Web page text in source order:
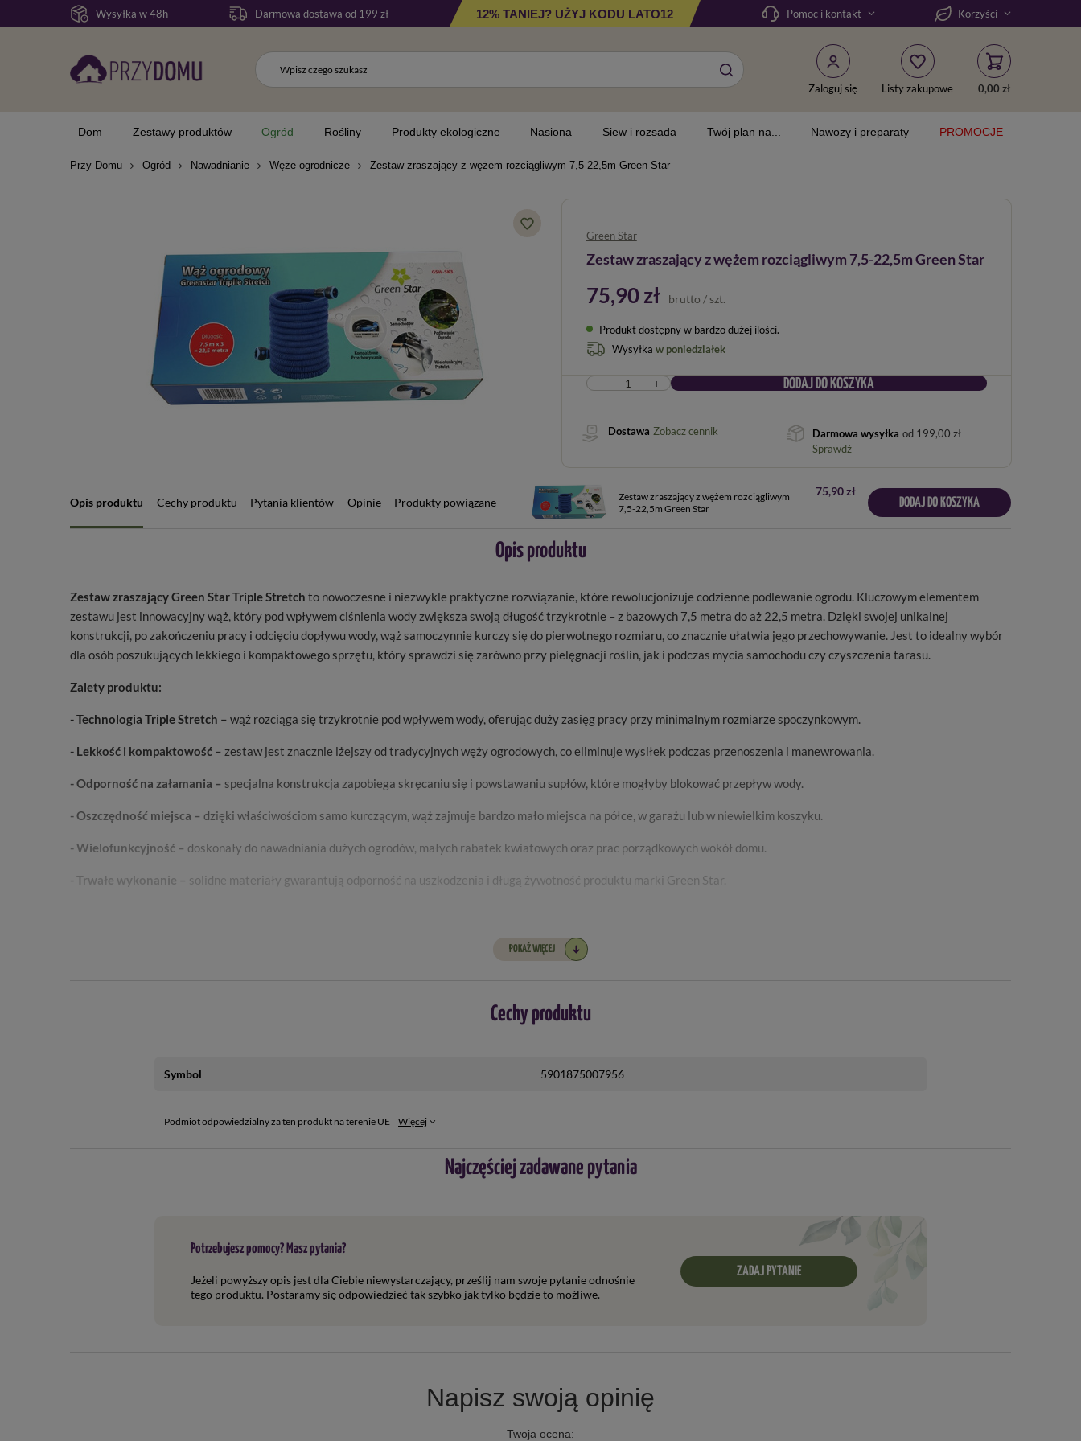
Wysyłka w 48h Darmowa dostawa od 199 zł 12% TANIEJ? UŻYJ KODU LATO12 Pomoc i kontakt Korzyści
Zaloguj się Listy zakupowe 0,00 zł
Dom Zestawy produktów Ogród Rośliny Produkty ekologiczne Nasiona Siew i rozsada Twój plan na... Nawozy i preparaty PROMOCJE
Przy Domu Ogród Nawadnianie Węże ogrodnicze Zestaw zraszający z wężem rozciągliwym 7,5-22,5m Green Star
Green Star
Zestaw zraszający z wężem rozciągliwym 7,5-22,5m Green Star
75,90 zł brutto / szt.
Produkt dostępny w bardzo dużej ilości
Wysyłka w poniedziałek
- + DODAJ DO KOSZYKA
Dostawa Zobacz cennik Darmowa wysyłka od 199,00 zł
Sprawdź
Opis produktu Cechy produktu Pytania klientów Opinie Produkty powiązane
Zestaw zraszający z wężem rozciągliwym
7,5-22,5m Green Star
75,90 zł
DODAJ DO KOSZYKA
Opis produktu
Zestaw zraszający Green Star Triple Stretch to nowoczesne i niezwykle praktyczne rozwiązanie, które rewolucjonizuje codzienne podlewanie ogrodu. Kluczowym elementem
zestawu jest innowacyjny wąż, który pod wpływem ciśnienia wody zwiększa swoją długość trzykrotnie – z bazowych 7,5 metra do aż 22,5 metra. Dzięki swojej unikalnej
konstrukcji, po zakończeniu pracy i odcięciu dopływu wody, wąż samoczynnie kurczy się do pierwotnego rozmiaru, co znacznie ułatwia jego przechowywanie. Jest to idealny wybór
dla osób poszukujących lekkiego i kompaktowego sprzętu, który sprawdzi się zarówno przy pielęgnacji roślin, jak i podczas mycia samochodu czy czyszczenia tarasu.
Zalety produktu:
- Technologia Triple Stretch – wąż rozciąga się trzykrotnie pod wpływem wody, oferując duży zasięg pracy przy minimalnym rozmiarze spoczynkowym.
- Lekkość i kompaktowość – zestaw jest znacznie lżejszy od tradycyjnych węży ogrodowych, co eliminuje wysiłek podczas przenoszenia i manewrowania.
- Odporność na załamania – specjalna konstrukcja zapobiega skręcaniu się i powstawaniu supłów, które mogłyby blokować przepływ wody.
- Oszczędność miejsca – dzięki właściwościom samo kurczącym, wąż zajmuje bardzo mało miejsca na półce, w garażu lub w niewielkim koszyku.
- Wielofunkcyjność – doskonały do nawadniania dużych ogrodów, małych rabatek kwiatowych oraz prac porządkowych wokół domu.
- Trwałe wykonanie – solidne materiały gwarantują odporność na uszkodzenia i długą żywotność produktu marki Green Star.
POKAŻ WIĘCEJ
Cechy produktu
Symbol 5901875007956
Podmiot odpowiedzialny za ten produkt na terenie UE Więcej
Najczęściej zadawane pytania
Potrzebujesz pomocy? Masz pytania?
Jeżeli powyższy opis jest dla Ciebie niewystarczający, prześlij nam swoje pytanie odnośnie
tego produktu. Postaramy się odpowiedzieć tak szybko jak tylko będzie to możliwe.
ZADAJ PYTANIE
Napisz swoją opinię
Twoja ocena: